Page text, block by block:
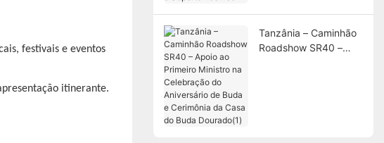
festivais e eventos
Tanzânia – Caminhão
Roadshow SR40 –